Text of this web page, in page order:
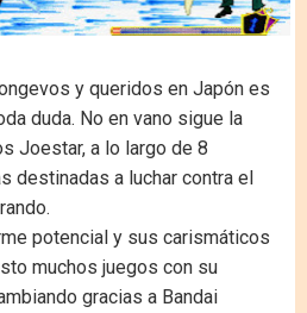
y queridos en Japón es
duda. No en vano sigue la
Joestar, a lo largo de 8
destinadas a luchar contra el
potencial y sus carismáticos
muchos juegos con su
gracias a Bandai